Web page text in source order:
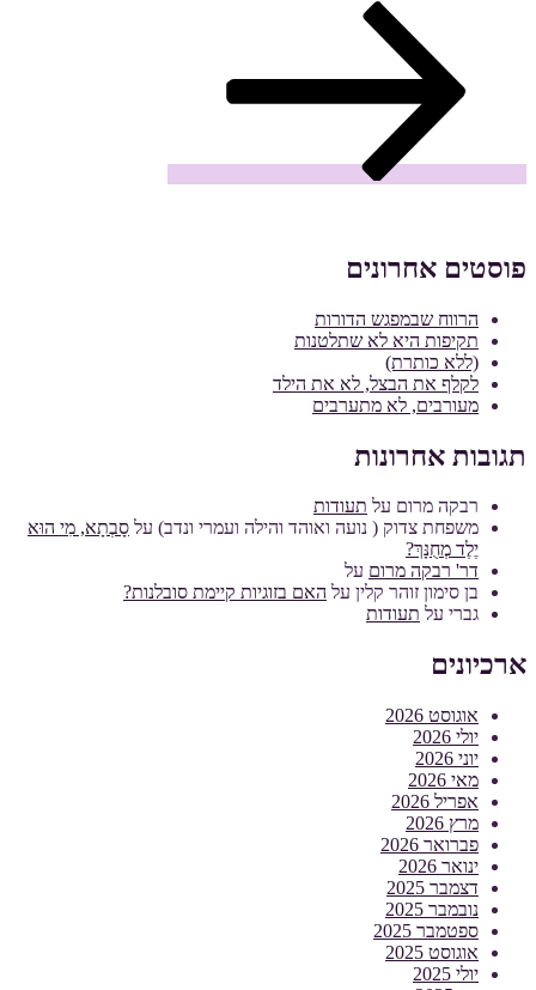
פוסטים אחרונים
הרווח שבמפגש הדורות
תקיפות היא לא שתלטנות
(ללא כותרת)
לקלף את הבצל, לא את הילד
מעורבים, לא מתערבים
תגובות אחרונות
רבקה מרום על תעודות
משפחת צדוק ( נועה ואוהד והילה ועמרי ונדב) על סָבְתָא, מִי הוּא
יֶלֶד מְחֻנָּךְ?
דר' רבקה מרום על
בן סימון זוהר קלין על האם בזוגיות קיימת סובלנות?
גברי על תעודות
ארכיונים
אוגוסט 2026
יולי 2026
יוני 2026
מאי 2026
אפריל 2026
מרץ 2026
פברואר 2026
ינואר 2026
דצמבר 2025
נובמבר 2025
ספטמבר 2025
אוגוסט 2025
יולי 2025